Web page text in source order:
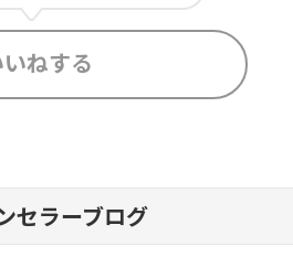
ねする
セラーブログ